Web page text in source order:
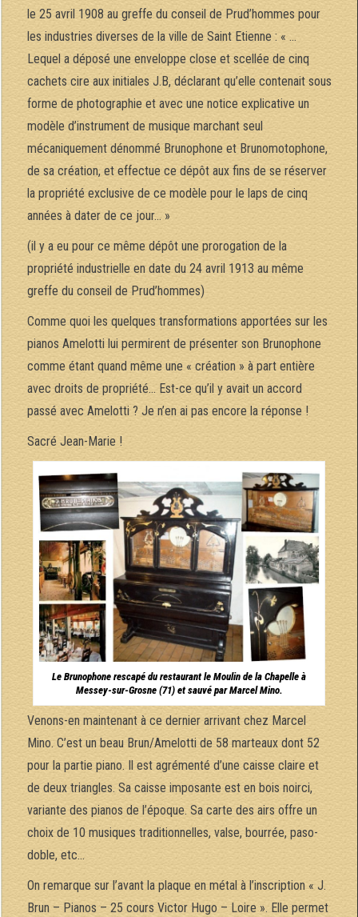
le 25 avril 1908 au greffe du conseil de Prud’hommes pour
les industries diverses de la ville de Saint Etienne : « …
Lequel a déposé une enveloppe close et scellée de cinq
cachets cire aux initiales J.B, déclarant qu’elle contenait sous
forme de photographie et avec une notice explicative un
modèle d’instrument de musique marchant seul
mécaniquement dénommé Brunophone et Brunomotophone,
de sa création, et effectue ce dépôt aux fins de se réserver
la propriété exclusive de ce modèle pour le laps de cinq
années à dater de ce jour… »
(il y a eu pour ce même dépôt une prorogation de la
propriété industrielle en date du 24 avril 1913 au même
greffe du conseil de Prud’hommes)
Comme quoi les quelques transformations apportées sur les
pianos Amelotti lui permirent de présenter son Brunophone
comme étant quand même une « création » à part entière
avec droits de propriété… Est-ce qu’il y avait un accord
passé avec Amelotti ? Je n’en ai pas encore la réponse !
Sacré Jean-Marie !
Le Brunophone rescapé du restaurant le Moulin de la Chapelle à
Messey-sur-Grosne (71) et sauvé par Marcel Mino.
Venons-en maintenant à ce dernier arrivant chez Marcel
Mino. C’est un beau Brun/Amelotti de 58 marteaux dont 52
pour la partie piano. Il est agrémenté d’une caisse claire et
de deux triangles. Sa caisse imposante est en bois noirci,
variante des pianos de l’époque. Sa carte des airs offre un
choix de 10 musiques traditionnelles, valse, bourrée, paso-
doble, etc…
On remarque sur l’avant la plaque en métal à l’inscription « J.
Brun – Pianos – 25 cours Victor Hugo – Loire ». Elle permet